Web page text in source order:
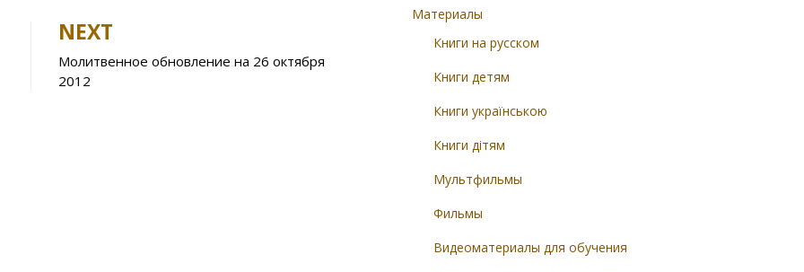
e
NEXT
Молитвенное обновление на 26 октября
2012
Материалы
Книги на русском
Книги детям
Книги українською
Книги дітям
Мультфильмы
Фильмы
Видеоматериалы для обучения